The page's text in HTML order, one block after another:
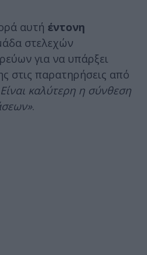
αυτή έντονη
στελεχών
για να υπάρξει
στις παρατηρήσεις από
Είναι καλύτερη η σύνθεση
.